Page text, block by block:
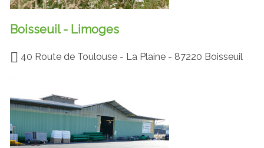
Boisseuil - Limoges
40 Route de Toulouse - La Plaine - 87220 Boisseuil